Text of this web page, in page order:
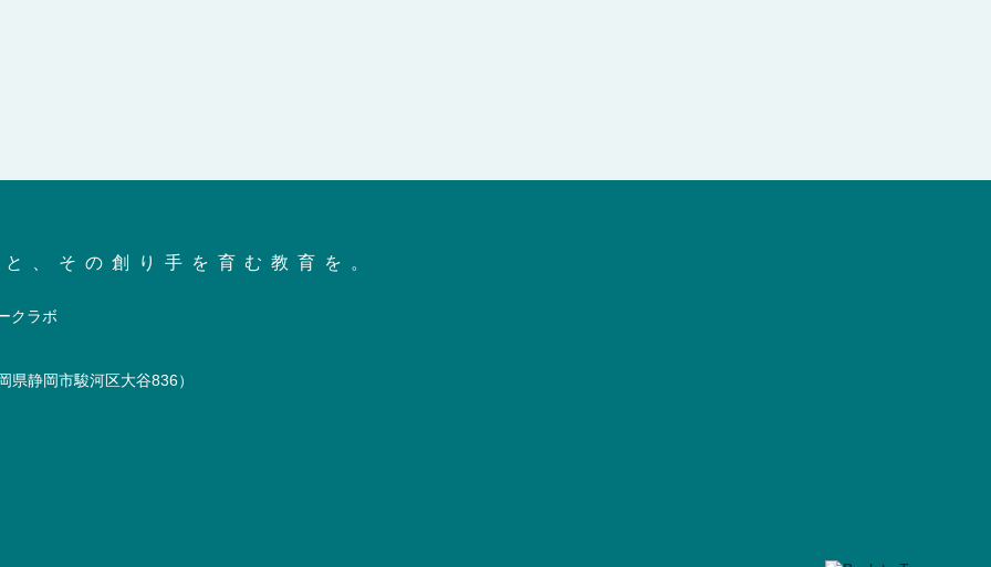
、その創り手を育む教育を。
県静岡市駿河区大谷836）